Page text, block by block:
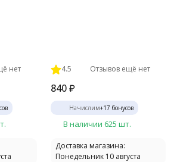
нет 4.5 Отзывов ещё нет
840 ₽
Начислим+17 бонусов
В наличии 625 шт.
Доставка магазина:
Понедельник 10 августа